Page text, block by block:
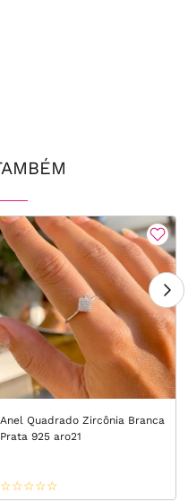
Anel Quadrado Zircônia Branca
Prata 925 aro21
☆☆☆☆☆